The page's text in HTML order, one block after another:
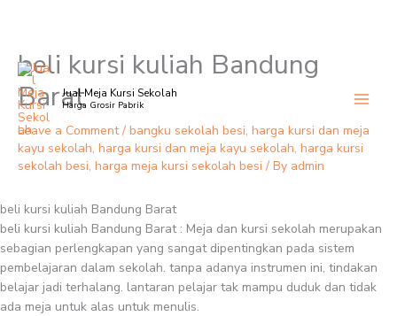
Skip
content
Jual Meja Kursi Sekolah
Harga Grosir Pabrik
beli kursi kuliah Bandung
Barat
Leave a Comment / bangku sekolah besi, harga kursi dan meja
kayu sekolah, harga kursi dan meja kayu sekolah, harga kursi
sekolah besi, harga meja kursi sekolah besi / By admin
beli kursi kuliah Bandung Barat
beli kursi kuliah Bandung Barat : Meja dan kursi sekolah merupakan
sebagian perlengkapan yang sangat dipentingkan pada sistem
pembelajaran dalam sekolah. tanpa adanya instrumen ini, tindakan
belajar jadi terhalang. lantaran pelajar tak mampu duduk dan tidak
ada meja untuk alas untuk menulis.